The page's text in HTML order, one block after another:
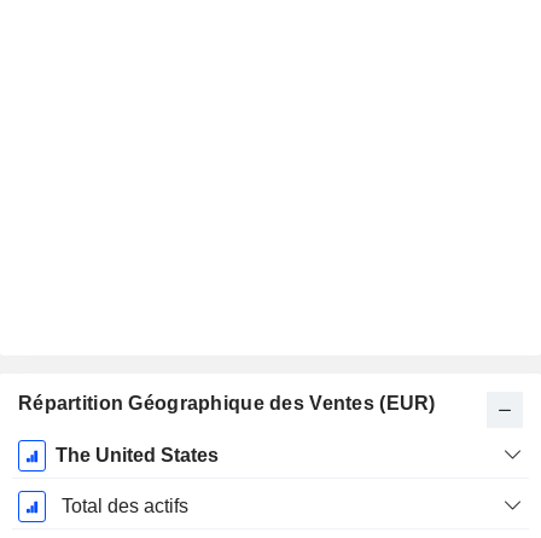
Répartition Géographique des Ventes (EUR)
Période
Fiscale:
Décembre
The United States
Total des actifs